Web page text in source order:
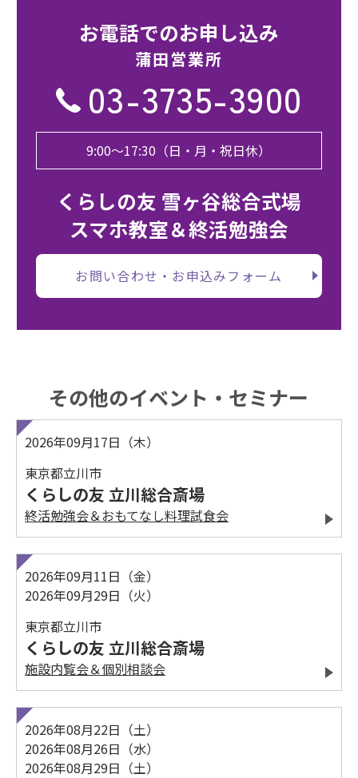
お電話でのお申し込み
蒲田営業所
03-3735-3900
9:00〜17:30（日・月・祝日休）
くらしの友 雪ヶ谷総合式場
スマホ教室＆終活勉強会
お問い合わせ・お申込みフォーム
その他のイベント・セミナー
2026年09月17日（木）
東京都立川市
くらしの友 立川総合斎場
終活勉強会＆おもてなし料理試食会
2026年09月11日（金）
2026年09月29日（火）
東京都立川市
くらしの友 立川総合斎場
施設内覧会＆個別相談会
2026年08月22日（土）
2026年08月26日（水）
2026年08月29日（土）